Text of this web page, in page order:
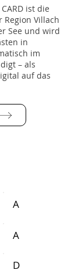
ist die
Region Villach
See und wird
in
im
– als
auf das
A
A
D